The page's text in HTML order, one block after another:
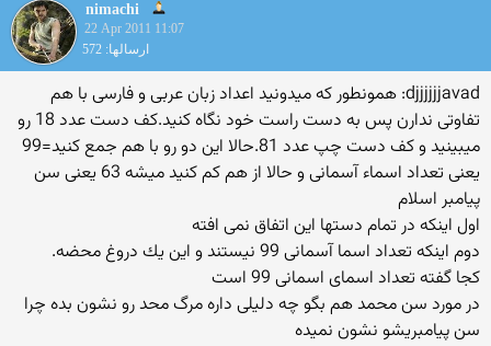
nimachi
22 Apr 2011 11:07
ارسالها: 572
djjjjjjavad: همونطور که میدونید اعداد زبان عربی و فارسی با هم
تفاوتی ندارن پس به دست راست خود نگاه کنید.کف دست عدد 18 رو
میبینید و کف دست چپ عدد 81.حالا این دو رو با هم جمع کنید=99
یعنی تعداد اسماء آسمانی و حالا از هم کم کنید میشه 63 یعنی سن
پیامبر اسلام
اول اینكه در تمام دستها این اتفاق نمی افته
دوم اینكه تعداد اسما آسمانی 99 نیستند و این یك دروغ محضه.
كجا گفته تعداد اسمای اسمانی 99 است
در مورد سن محمد هم بگو چه دلیلی داره مرگ محد رو نشون بده چرا
سن پیامبریشو نشون نمیده